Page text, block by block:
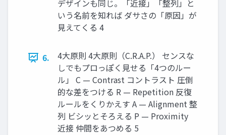
デザインも同じ。「近接」「整列」と
いう名前を知れば ダサさの「原因」が
見えてくる 4
6.
4大原則 4大原則（C.R.A.P.） センスな
しでもプロっぽく見せる「4つのルー
ル」 C — Contrast コントラスト 圧倒
的な差をつける R — Repetition 反復
ルールをくりかえす A — Alignment 整
列 ビシッとそろえる P — Proximity
近接 仲間をあつめる 5